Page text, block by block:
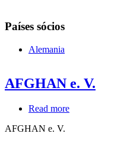
Países sócios
Alemania
AFGHAN e. V.
Read more
AFGHAN e. V.